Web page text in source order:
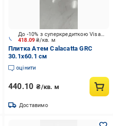
418.09₴/кв. м
До -10% з суперкредиткою Visa Вигода
Плитка Атем Calacatta GRC
30.1x60.1 см
оцінити
440.10 ₴/кв. м
Доставимо